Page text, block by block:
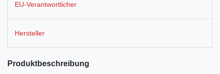
EU-Verantwortlicher
Hersteller
Produktbeschreibung